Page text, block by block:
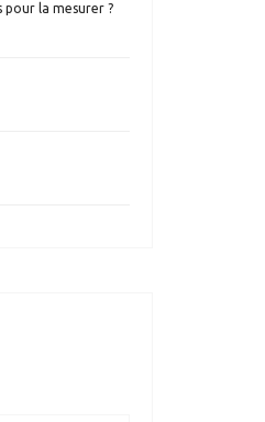
pour la mesurer ?